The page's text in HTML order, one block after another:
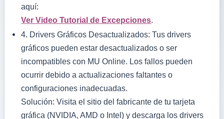
aquí:
Ver Video Tutorial de Excepciones
4. Drivers Gráficos Desactualizados: Tus drivers
gráficos pueden estar desactualizados o ser
incompatibles con MU Online. Los fallos pueden
ocurrir debido a actualizaciones faltantes o
configuraciones inadecuadas.
Solución: Visita el sitio del fabricante de tu tarjeta
gráfica (NVIDIA, AMD o Intel) y descarga los drivers